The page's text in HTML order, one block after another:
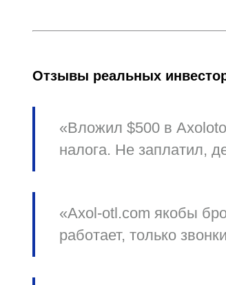
Отзывы реальных
«Вложил $500 в
налога. Не заплатил,
«Axol-otl.com якобы
работает, только